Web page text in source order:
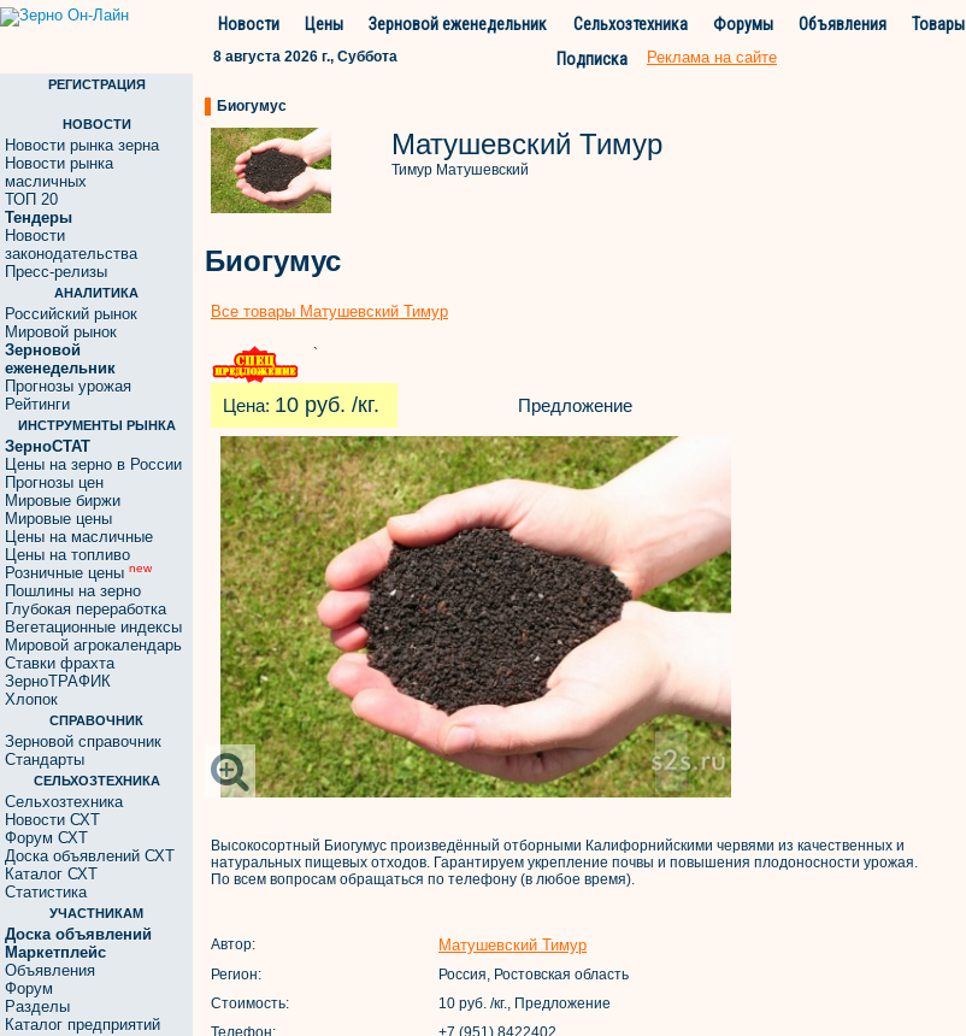
Новости Цены Зерновой еженедельник Сельхозтехника Форумы Объявления
Товары
Подписка
8 августа 2026 г., Суббота Реклама на сайте
РЕГИСТРАЦИЯ
НОВОСТИ
Новости рынка зерна
Новости рынка
масличных
ТОП 20
Тендеры
Новости
законодательства
Пресс-релизы
АНАЛИТИКА
Российский рынок
Мировой рынок
Зерновой
еженедельник
Прогнозы урожая
Рейтинги
ИНСТРУМЕНТЫ РЫНКА
ЗерноСТАТ
Цены на зерно в России
Прогнозы цен
Мировые биржи
Мировые цены
Цены на масличные
Цены на топливо
Розничные цены new
Пошлины на зерно
Глубокая переработка
Вегетационные индексы
Мировой агрокалендарь
Ставки фрахта
ЗерноТРАФИК
Хлопок
СПРАВОЧНИК
Зерновой справочник
Стандарты
СЕЛЬХОЗТЕХНИКА
Сельхозтехника
Новости СХТ
Форум СХТ
Доска объявлений СХТ
Каталог СХТ
Статистика
УЧАСТНИКАМ
Доска объявлений
Маркетплейс
Объявления
Форум
Разделы
Каталог предприятий
Биогумус
Матушевский Тимур
Тимур Матушевский
Биогумус
Все товары Матушевский Тимур
`
Цена: 10 руб. /кг. Предложение
Высокосортный Биогумус произведённый отборными Калифорнийскими червями из качественных и
натуральных пищевых отходов. Гарантируем укрепление почвы и повышения плодоносности урожая.
По всем вопросам обращаться по телефону (в любое время).
Автор: Матушевский Тимур
Регион:
Россия, Ростовская область
Стоимость:
10 руб. /кг., Предложение
Телефон:
+7 (951) 8422402